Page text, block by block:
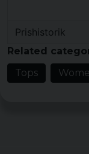
och passar
tid.
Material:
Vikt: 220
Prishistorik
Related
Tops